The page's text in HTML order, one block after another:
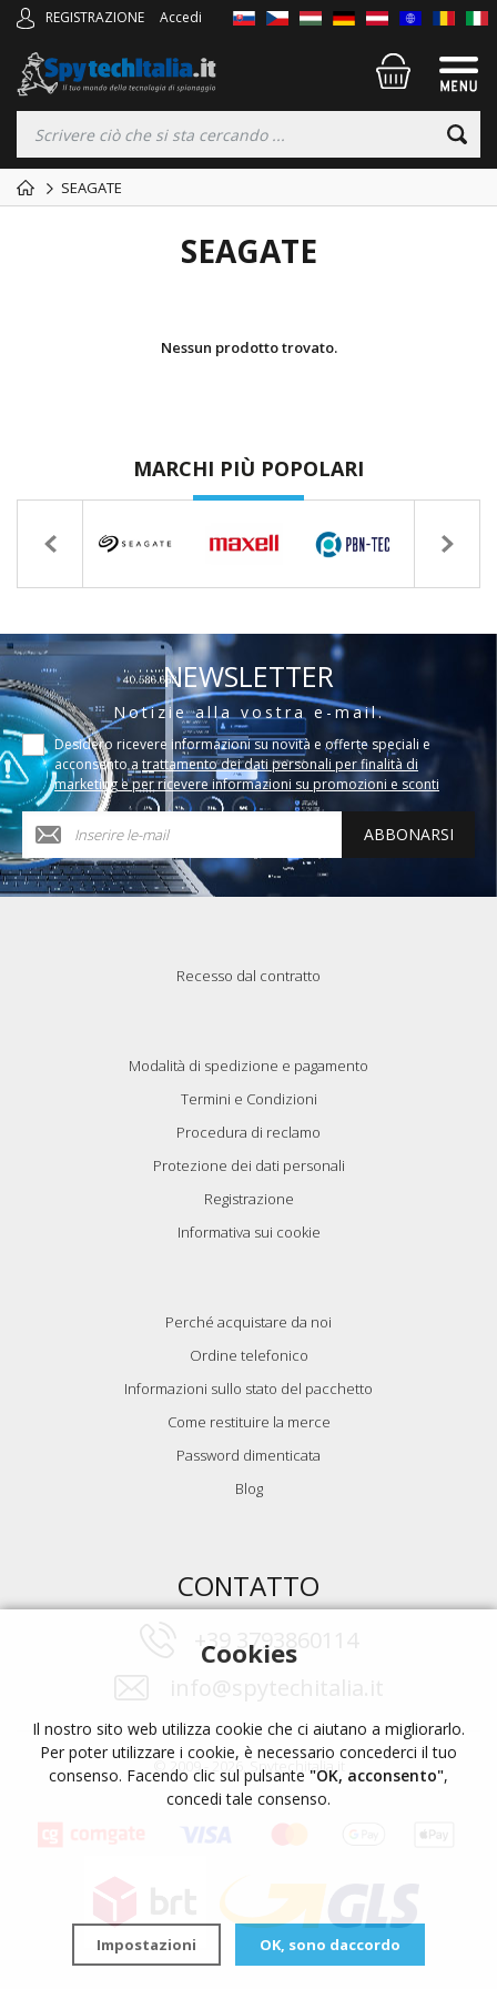
REGISTRAZIONE Accedi
SEAGATE
SEAGATE
Nessun prodotto trovato.
MARCHI PIÙ POPOLARI
NEWSLETTER
Notizie alla vostra e-mail.
Desidero ricevere informazioni su novità e offerte speciali e
acconsento a trattamento dei dati personali per finalità di
marketing e per ricevere informazioni su promozioni e sconti
ABBONARSI
Recesso dal contratto
Modalità di spedizione e pagamento
Termini e Condizioni
Procedura di reclamo
Protezione dei dati personali
Registrazione
Informativa sui cookie
Perché acquistare da noi
Ordine telefonico
Informazioni sullo stato del pacchetto
Come restituire la merce
Password dimenticata
Blog
CONTATTO
+39 3793860114
© 2009 - 2026, Spytechitalia.it
Cookies
Il nostro sito web utilizza cookie che ci aiutano a migliorarlo.
Per poter utilizzare i cookie, è necessario concederci il tuo
consenso. Facendo clic sul pulsante "OK, acconsento",
concedi tale consenso.
Impostazioni OK, sono daccordo